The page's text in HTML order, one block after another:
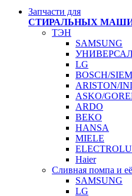
Запчасти для
СТИРАЛЬНЫХ
ТЭН
SAMSUNG
LG
BOSCH/
ARISTON/
ASKO/
ARDO
BEKO
HANSA
MIELE
Haier
Сливная помпа и
SAMSUNG
LG